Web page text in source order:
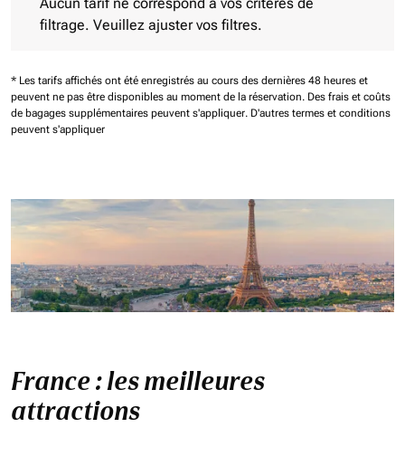
Aucun tarif ne correspond à vos critères de
filtrage. Veuillez ajuster vos filtres.
* Les tarifs affichés ont été enregistrés au cours des dernières 48 heures et
peuvent ne pas être disponibles au moment de la réservation. Des frais et coûts
de bagages supplémentaires peuvent s'appliquer. D'autres termes et conditions
peuvent s'appliquer
France : les meilleures
attractions